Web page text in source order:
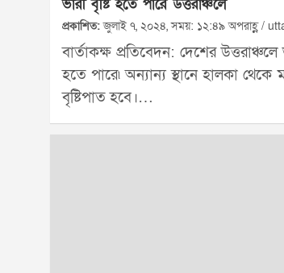
ভারী বৃষ্টি হতে পারে উত্তরাঞ্চলে
প্রকাশিত:জুলাই ৭, ২০২৪, সময়: ১২:৪৯ অপরাহ্ণ /
বার্তাকক্ষ প্রতিবেদন: দেশের উত্তরাঞ্চলে
হতে পারে৷ অন্যান্য স্থানে হালকা থেকে
বৃষ্টিপাত হবে।…